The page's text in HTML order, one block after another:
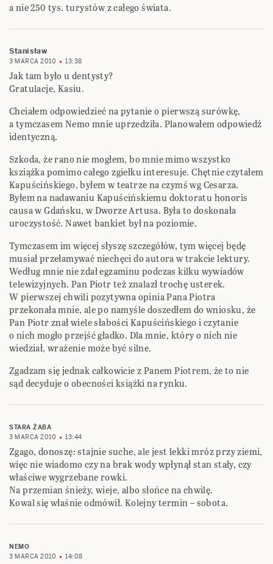
a nie 250 tys. turystów z całego świata.
Stanisław
3 MARCA 2010 13:38
Jak tam było u dentysty?
Gratulacje, Kasiu.
Chciałem odpowiedzieć na pytanie o pierwszą surówkę,
a tymczasem Nemo mnie uprzedziła. Planowałem odpowiedź
identyczną.
Szkoda, że rano nie mogłem, bo mnie mimo wszystko
ksziążka pomimo całego zgiełku interesuje. Chętnie czytałem
Kapuścińskiego, byłem w teatrze na czymś wg Cesarza.
Byłem na nadawaniu Kapuścińskiemu doktoratu honoris
causa w Gdańsku, w Dworze Artusa. Była to doskonała
uroczystość. Nawet bankiet był na poziomie.
Tymczasem im więcej słyszę szczegółów, tym więcej będę
musiał przełamywać niechęci do autora w trakcie lektury.
Według mnie nie zdał egzaminu podczas kilku wywiadów
telewizyjnych. Pan Piotr też znalazł trochę usterek.
W pierwszej chwili pozytywna opinia Pana Piotra
przekonała mnie, ale po namyśle doszedłem do wniosku, że
Pan Piotr znał wiele słabości Kapuścińskiego i czytanie
o nich mogło przejść gładko. Dla mnie, który o nich nie
wiedział, wrażenie może być silne.
Zgadzam się jednak całkowicie z Panem Piotrem, że to nie
sąd decyduje o obecności książki na rynku.
STARA ŻABA
3 MARCA 2010
13:44
Zgago, donoszę: stajnie suche, ale jest lekki mróz przy ziemi,
więc nie wiadomo czy na brak wody wpłynął stan stały, czy
właściwe wygrzebane rowki.
Na przemian śnieży, wieje, albo słońce na chwilę.
Kowal się właśnie odmówił. Kolejny termin – sobota.
NEMO
3 MARCA 2010
14:08